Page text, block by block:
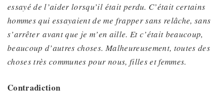
essayé de l’aider lorsqu’il était perdu. C’était certains
hommes qui essayaient de me frapper sans relâche, sans
s’arrêter avant que je m’en aille. Et c’était beaucoup,
beaucoup d’autres choses. Malheureusement, toutes des
choses très communes pour nous, filles et femmes.
Contradiction